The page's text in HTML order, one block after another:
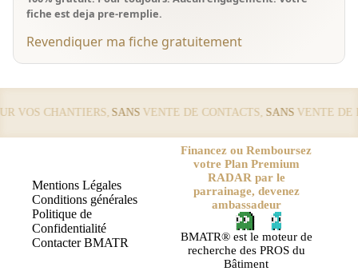
fiche est deja pre-remplie.
Revendiquer ma fiche gratuitement
VOS CHANTIERS,SANSVENTE DE CONTACTS, SANSVENTE DE
Mentions Légales
Conditions générales
Politique de
Confidentialité
Contacter BMATR
Financez ou Remboursez
votre Plan Premium
RADAR par le
parrainage, devenez
ambassadeur
BMATR® est le moteur de
recherche des PROS du
Bâtiment